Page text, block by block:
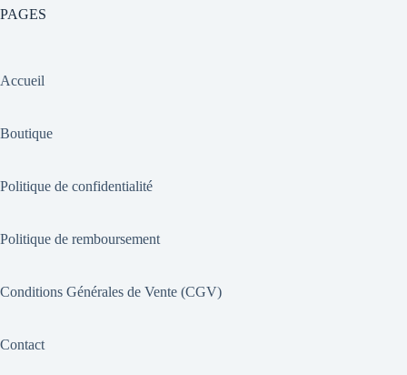
PAGES
Accueil
Boutique
Politique de confidentialité
Politique de remboursement
Conditions Générales de Vente (CGV)
Contact